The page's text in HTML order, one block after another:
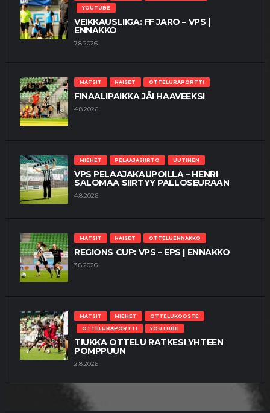
YOUTUBE
VEIKKAUSLIIGA: FF JARO – VPS |
ENNAKKO
7.8.2026
MATSIT NAISET OTTELURAPORTTI
FINAALIPAIKKA JÄI HAAVEEKSI
4.8.2026
MIEHET PELAAJASIIRTO UUTINEN
VPS PELAAJAKAUPOILLA – HENRI
SALOMAA SIIRTYY PALLOSEURAAN
4.8.2026
MATSIT NAISET OTTELUENNAKKO
REGIONS CUP: VPS – EPS | ENNAKKO
3.8.2026
MATSIT MIEHET
OTTELUKOOSTE
OTTELURAPORTTI
YOUTUBE
TIUKKA OTTELU RATKESI YHTEEN
POMPPUUN
2.8.2026